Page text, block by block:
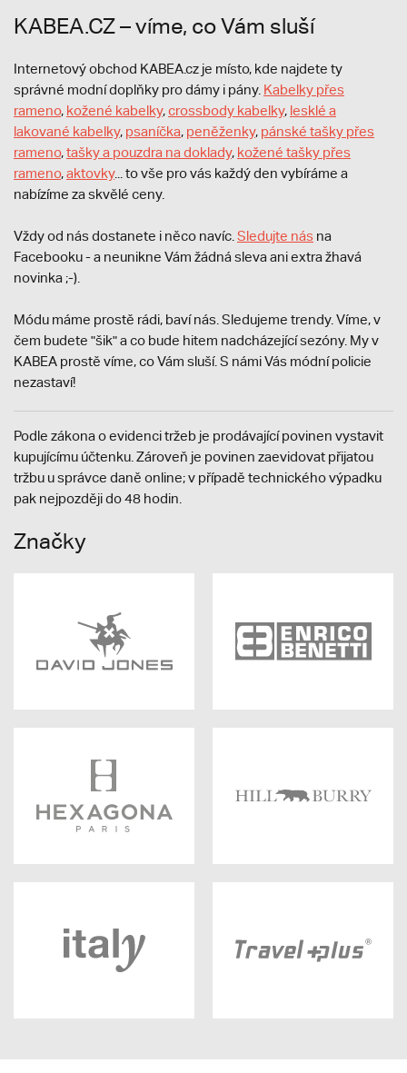
KABEA.CZ – víme, co Vám sluší
Internetový obchod KABEA.cz je místo, kde najdete ty
správné modní doplňky pro dámy i pány. Kabelky přes
rameno, kožené kabelky,crossbody kabelky, lesklé a
lakované kabelky, psaníčka, peněženky, pánské tašky přes
rameno,tašky a pouzdra na doklady, kožené tašky přes
rameno,aktovky... to vše pro vás každý den vybíráme a
nabízíme za skvělé ceny.
Vždy od nás dostanete i něco navíc. Sledujte nás na
Facebooku - a neunikne Vám žádná sleva ani extra žhavá
novinka ;-).
Módu máme prostě rádi, baví nás. Sledujeme trendy. Víme, v
čem budete "šik" a co bude hitem nadcházející sezóny. My v
KABEA prostě víme, co Vám sluší. S námi Vás módní policie
nezastaví!
Podle zákona o evidenci tržeb je prodávající povinen vystavit
kupujícímu účtenku. Zároveň je povinen zaevidovat přijatou
tržbu u správce daně online; v případě technického výpadku
pak nejpozději do 48 hodin.
Značky